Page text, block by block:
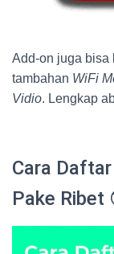
Add-on juga bisa
tambahan WiFi
Vidio. Lengkap
Cara
Pake Ribet